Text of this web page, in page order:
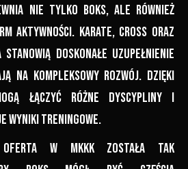
nie tylko boks, ale również
aktywności. Karate, cross oraz
stanowią doskonałe uzupełnienie
na kompleksowy rozwój. Dzięki
łączyć różne dyscypliny i
wyniki treningowe.
oferta w MKKK została tak